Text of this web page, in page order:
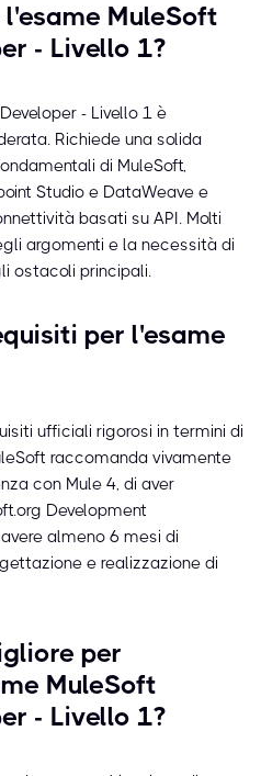
MuleSoft
- Livello 1?
- Livello 1 è
Richiede una solida
di MuleSoft,
Studio e DataWeave e
basati su API. Molti
argomenti e la necessità di
ostacoli principali.
per l'esame
ufficiali rigorosi in termini di
raccomanda vivamente
con Mule 4, di aver
Development
almeno 6 mesi di
e realizzazione di
per
MuleSoft
- Livello 1?